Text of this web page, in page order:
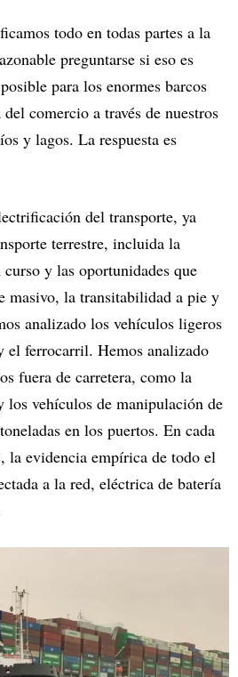
todo en todas partes a la
preguntarse si eso es
para los enormes barcos
comercio a través de nuestros
y lagos. La respuesta es
del transporte, ya
terrestre, incluida la
y las oportunidades que
masivo, la transitabilidad a pie y
analizado los vehículos ligeros
el ferrocarril. Hemos analizado
fuera de carretera, como la
vehículos de manipulación de
en los puertos. En cada
la evidencia empírica de todo el
a la red, eléctrica de batería